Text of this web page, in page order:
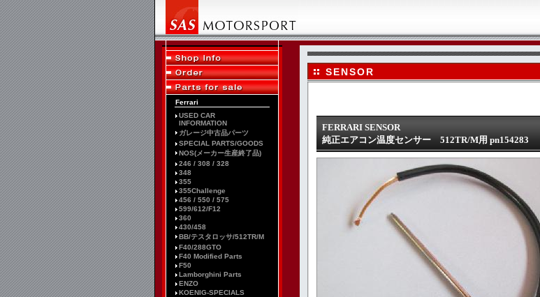
Ferrari
USED CAR
INFORMATION
ガレージ中古品パーツ
SPECIAL PARTS/GOODS
NOS(メーカー生産終了品)
246 / 308 / 328
348
355
355Challenge
456 / 550 / 575
599/612/F12
360
430/458
BB/テスタロッサ/512TR/M
F40/288GTO
F40 Modified Parts
F50
Lamborghini Parts
ENZO
KOENIG-SPECIALS
SENSOR
FERRARI SENSOR
純正エアコン温度センサー 512TR/M用 pn154283